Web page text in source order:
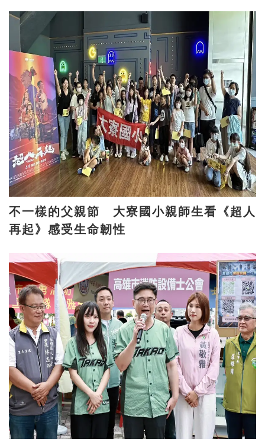
不一樣的父親節 大寮國小親師生看《超人
再起》感受生命韌性